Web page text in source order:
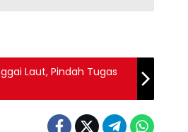
Laut, Pindah Tugas